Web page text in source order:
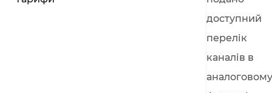
доступний
перелік
каналів в
аналоговому